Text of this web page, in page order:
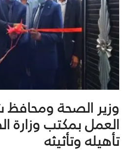
وزير الصحة
العمل بمكتب وزارة
تأهيله وتأثيثه